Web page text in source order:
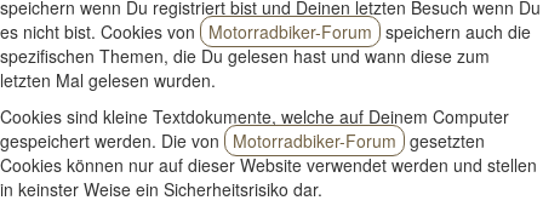
speichern wenn Du registriert bist und Deinen letzten Besuch wenn Du
es nicht bist. Cookies von
Motorradbiker-Forum speichern auch die
spezifischen Themen, die Du gelesen hast und wann diese zum
letzten Mal gelesen wurden.
Cookies sind kleine Textdokumente, welche auf Deinem Computer
gespeichert werden. Die von
Motorradbiker-Forum gesetzten
Cookies können nur auf dieser Website verwendet werden und stellen
in keinster Weise ein Sicherheitsrisiko dar.